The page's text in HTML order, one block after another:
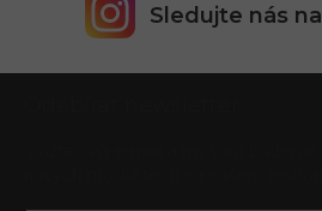
Sledujte nás na